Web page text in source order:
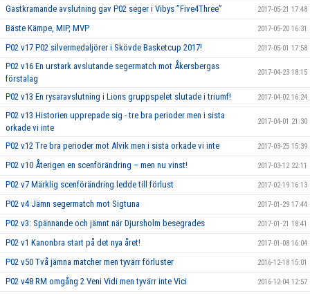
Gastkramande avslutning gav P02 seger i Vibys ”Five4Three” 2017-05-21 17:48
Bäste Kämpe, MIP, MVP 2017-05-20 16:31
P02 v17 P02 silvermedaljörer i Skövde Basketcup 2017! 2017-05-01 17:58
P02 v16 En urstark avslutande segermatch mot Åkersbergas
förstalag
2017-04-23 18:15
P02 v13 En rysaravslutning i Lions gruppspelet slutade i triumf! 2017-04-02 16:24
P02 v13 Historien upprepade sig - tre bra perioder men i sista
orkade vi inte
2017-04-01 21:30
P02 v12 Tre bra perioder mot Alvik men i sista orkade vi inte 2017-03-25 15:39
P02 v10 Återigen en scenförändring – men nu vinst! 2017-03-12 22:11
P02 v7 Märklig scenförändring ledde till förlust 2017-02-19 16:13
P02 v4 Jämn segermatch mot Sigtuna 2017-01-29 17:44
P02 v3: Spännande och jämnt när Djursholm besegrades 2017-01-21 18:41
P02 v1 Kanonbra start på det nya året! 2017-01-08 16:04
P02 v50 Två jämna matcher men tyvärr förluster 2016-12-18 15:01
P02 v48 RM omgång 2 Veni Vidi men tyvärr inte Vici 2016-12-04 12:57